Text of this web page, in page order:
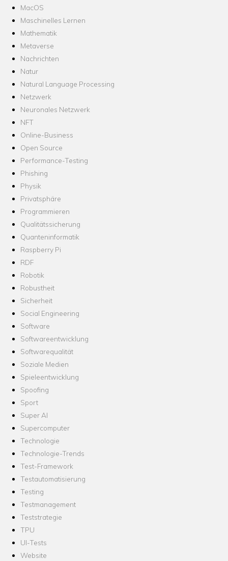
MacOS
Maschinelles Lernen
Mathematik
Metaverse
Nachrichten
Natur
Natural Language Processing
Netzwerk
Neuronales Netzwerk
NFT
Online-Business
Open Source
Performance-Testing
Phishing
Physik
Privatsphäre
Programmieren
Qualitätssicherung
Quanteninformatik
Raspberry Pi
RDF
Robotik
Robustheit
Sicherheit
Social Engineering
Software
Softwareentwicklung
Softwarequalität
Soziale Medien
Spieleentwicklung
Spoofing
Sport
Super AI
Supercomputer
Technologie
Technologie-Trends
Test-Framework
Testautomatisierung
Testing
Testmanagement
Teststrategie
TPU
UI-Tests
Website